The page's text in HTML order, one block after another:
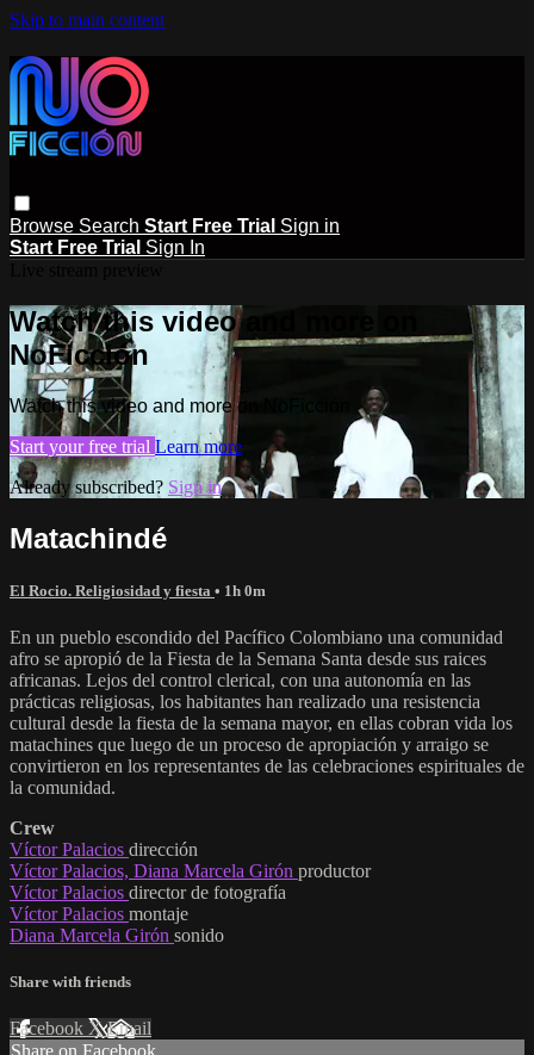
Skip to main content
Browse Search Start Free Trial Sign in
Start Free Trial Sign In
Watch this video and more on
NoFicción
Watch this video and more on NoFicción
Start your free trial Learn more
Already subscribed? Sign in
Matachindé
El Rocio. Religiosidad y fiesta • 1h 0m
En un pueblo escondido del Pacífico Colombiano una comunidad
afro se apropió de la Fiesta de la Semana Santa desde sus raices
africanas. Lejos del control clerical, con una autonomía en las
prácticas religiosas, los habitantes han realizado una resistencia
cultural desde la fiesta de la semana mayor, en ellas cobran vida los
matachines que luego de un proceso de apropiación y arraigo se
convirtieron en los representantes de las celebraciones espirituales de
la comunidad.
Crew
Víctor Palacios dirección
Víctor Palacios, Diana Marcela Girón productor
Víctor Palacios director de fotografía
Víctor Palacios montaje
Diana Marcela Girón sonido
Share with friends
Facebook XEmail